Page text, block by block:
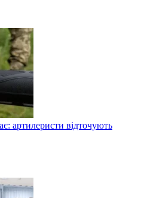
артилеристи відточують